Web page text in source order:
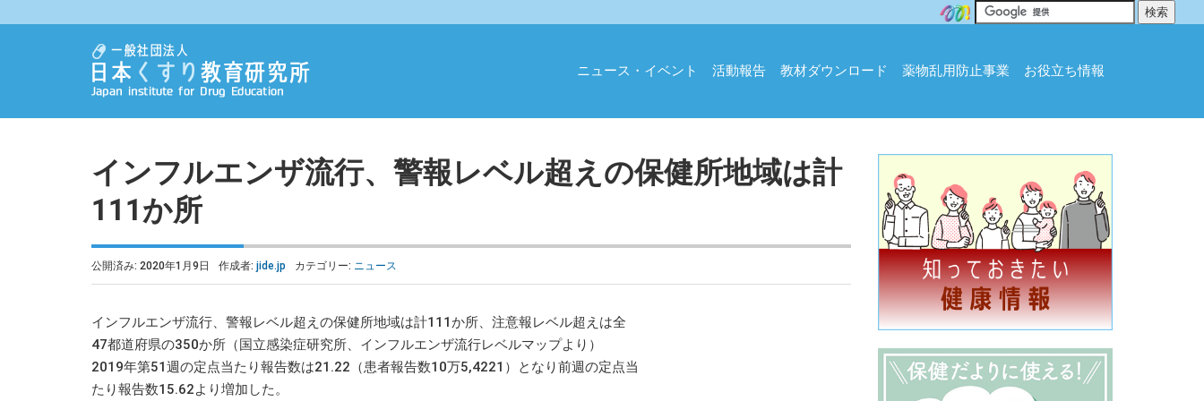
ニュース・イベント 活動報告 教材ダウンロード 薬物乱用防止事業 お役立ち情報
インフルエンザ流行、警報レベル超えの保健所地域は計
111か所
公開済み: 2020年1月9日 作成者: jide.jp カテゴリー: ニュース
インフルエンザ流行、警報レベル超えの保健所地域は計111か所、注意報レベル超えは全
47都道府県の350か所（国立感染症研究所、インフルエンザ流行レベルマップより）
2019年第51週の定点当たり報告数は21.22（患者報告数10万5,4221）となり前週の定点当
たり報告数15.62より増加した。